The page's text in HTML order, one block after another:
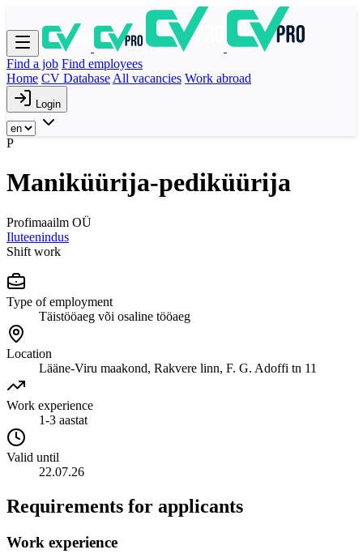
Find a job Find employees
Home CV Database All vacancies Work abroad
Login
P
Maniküürija-pediküürija
Profimaailm OÜ
Iluteenindus
Shift work
Type of employment
Täistööaeg või osaline tööaeg
Location
Lääne-Viru maakond, Rakvere linn, F. G. Adoffi tn 11
Work experience
1-3 aastat
Valid until
22.07.26
Requirements for applicants
Work experience